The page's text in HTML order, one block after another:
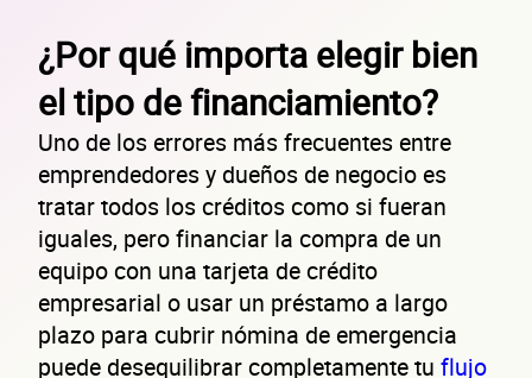
¿Por qué importa elegir bien
el tipo de financiamiento?
Uno de los errores más frecuentes entre
emprendedores y dueños de negocio es
tratar todos los créditos como si fueran
iguales, pero financiar la compra de un
equipo con una tarjeta de crédito
empresarial o usar un préstamo a largo
plazo para cubrir nómina de emergencia
puede desequilibrar completamente tu flujo